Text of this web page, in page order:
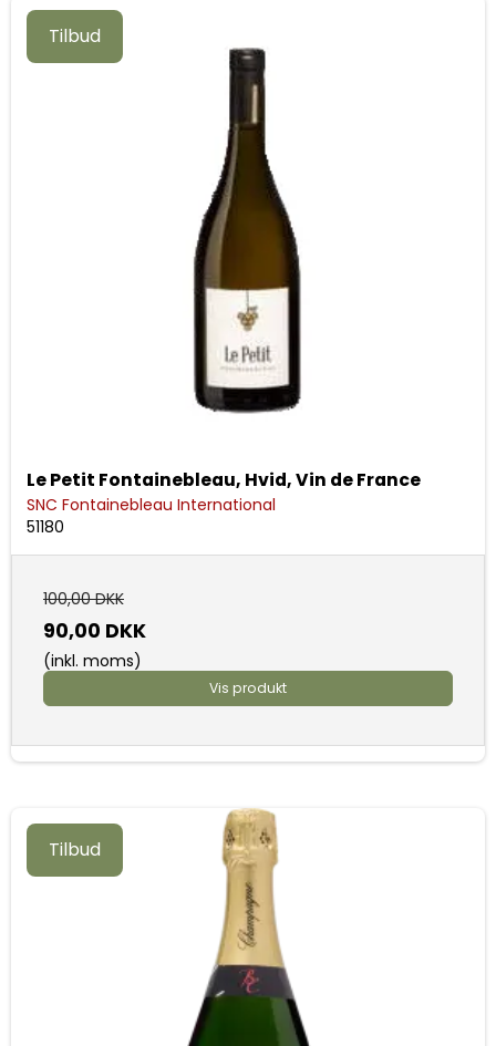
Tilbud
Le Petit Fontainebleau, Hvid, Vin de France
SNC Fontainebleau International
51180
100,00 DKK
90,00 DKK
(inkl. moms)
Vis produkt
Tilbud